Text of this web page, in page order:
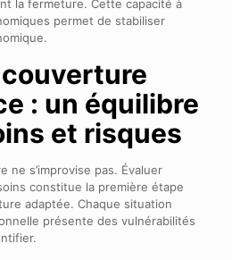
la fermeture. Cette capacité à
permet de stabiliser
: un équilibre
et risques
ne s’improvise pas. Évaluer
constitue la première étape
adaptée. Chaque situation
présente des vulnérabilités